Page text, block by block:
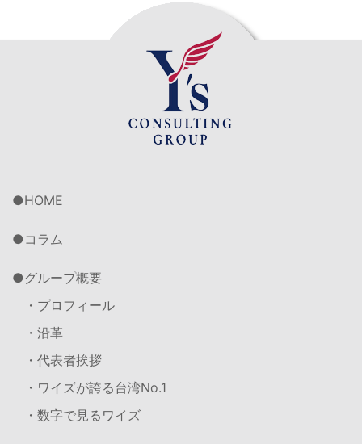
HOME
コラム
グループ概要
・プロフィール
・沿革
・代表者挨拶
・ワイズが誇る台湾No.1
・数字で見るワイズ